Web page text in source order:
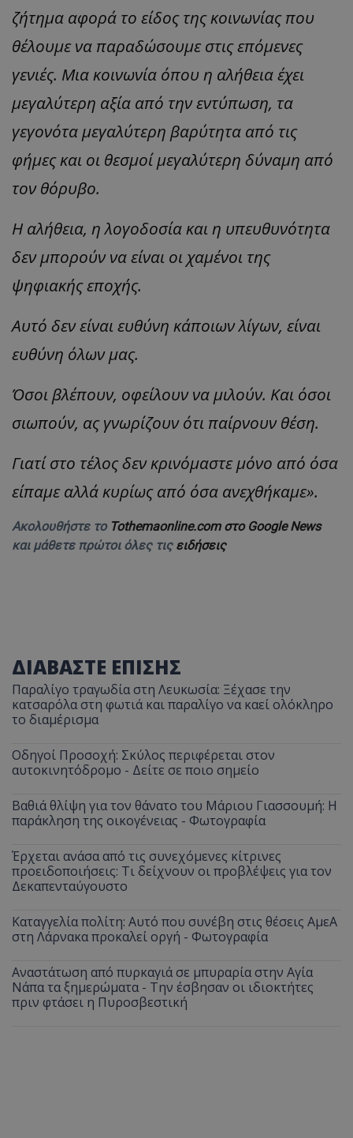
ζήτημα αφορά το είδος της κοινωνίας που
θέλουμε να παραδώσουμε στις επόμενες
γενιές. Μια κοινωνία όπου η αλήθεια έχει
μεγαλύτερη αξία από την εντύπωση, τα
γεγονότα μεγαλύτερη βαρύτητα από τις
φήμες και οι θεσμοί μεγαλύτερη δύναμη από
τον θόρυβο.
Η αλήθεια, η λογοδοσία και η υπευθυνότητα
δεν μπορούν να είναι οι χαμένοι της
ψηφιακής εποχής.
Αυτό δεν είναι ευθύνη κάποιων λίγων, είναι
ευθύνη όλων μας.
Όσοι βλέπουν, οφείλουν να μιλούν. Και όσοι
σιωπούν, ας γνωρίζουν ότι παίρνουν θέση.
Γιατί στο τέλος δεν κρινόμαστε μόνο από όσα
είπαμε αλλά κυρίως από όσα ανεχθήκαμε».
Ακολουθήστε το Tothemaonline.com στο Google News
και μάθετε πρώτοι όλες τις ειδήσεις
ΔΙΑΒΑΣΤΕ ΕΠΙΣΗΣ
Παραλίγο τραγωδία στη Λευκωσία: Ξέχασε την
κατσαρόλα στη φωτιά και παραλίγο να καεί ολόκληρο
το διαμέρισμα
Οδηγοί Προσοχή: Σκύλος περιφέρεται στον
αυτοκινητόδρομο - Δείτε σε ποιο σημείο
Βαθιά θλίψη για τον θάνατο του Μάριου Γιασσουμή: Η
παράκληση της οικογένειας - Φωτογραφία
Έρχεται ανάσα από τις συνεχόμενες κίτρινες
προειδοποιήσεις: Τι δείχνουν οι προβλέψεις για τον
Δεκαπενταύγουστο
Καταγγελία πολίτη: Αυτό που συνέβη στις θέσεις ΑμεΑ
στη Λάρνακα προκαλεί οργή - Φωτογραφία
Αναστάτωση από πυρκαγιά σε μπυραρία στην Αγία
Νάπα τα ξημερώματα - Την έσβησαν οι ιδιοκτήτες
πριν φτάσει η Πυροσβεστική